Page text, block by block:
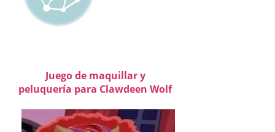
Juego de maquillar y
peluquería para Clawdeen Wolf